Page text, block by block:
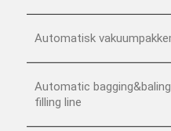
Automatisk
Automatic
filling line